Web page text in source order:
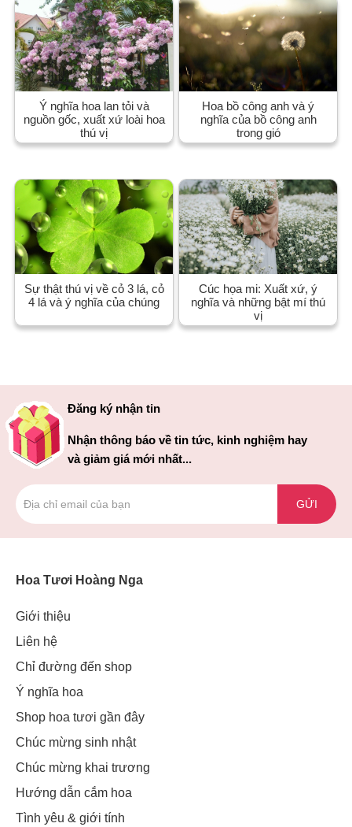
Ý nghĩa hoa lan tỏi và
nguồn gốc, xuất xứ loài hoa
thú vị
Hoa bồ công anh và ý
nghĩa của bồ công anh
trong gió
Sự thật thú vị về cỏ 3 lá, cỏ
4 lá và ý nghĩa của chúng
Cúc họa mi: Xuất xứ, ý
nghĩa và những bật mí thú
vị
Đăng ký nhận tin
Nhận thông báo về tin tức, kinh nghiệm hay
và giảm giá mới nhất...
GỬI
Hoa Tươi Hoàng Nga
Giới thiệu
Liên hệ
Chỉ đường đến shop
Ý nghĩa hoa
Shop hoa tươi gần đây
Chúc mừng sinh nhật
Chúc mừng khai trương
Hướng dẫn cắm hoa
Tình yêu & giới tính